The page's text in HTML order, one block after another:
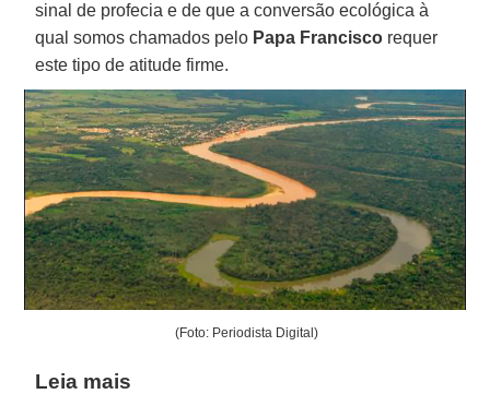
sinal de profecia e de que a conversão ecológica à
qual somos chamados pelo Papa Francisco requer
este tipo de atitude firme.
(Foto: Periodista Digital)
Leia mais